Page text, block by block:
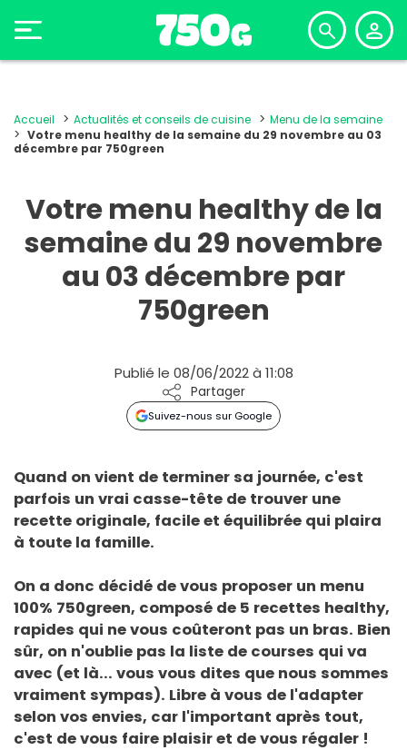
Accueil Actualités et conseils de cuisine
Menu de la semaine
Votre menu healthy de la semaine du 29 novembre au 03
décembre par 750green
Votre menu healthy de la
semaine du 29 novembre
au 03 décembre par
750green
Publié le 08/06/2022 à 11:08
Partager
Suivez-nous sur Google
Quand on vient de terminer sa journée, c'est
parfois un vrai casse-tête de trouver une
recette originale, facile et équilibrée qui plaira
à toute la famille.
On a donc décidé de vous proposer un menu
100% 750green, composé de 5 recettes healthy,
rapides qui ne vous coûteront pas un bras. Bien
sûr, on n'oublie pas la liste de courses qui va
avec (et là... vous vous dites que nous sommes
vraiment sympas). Libre à vous de l'adapter
selon vos envies, car l'important après tout,
c'est de vous faire plaisir et de vous régaler !